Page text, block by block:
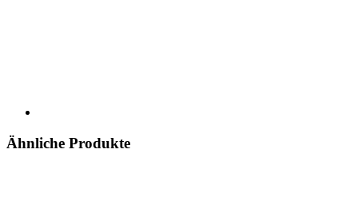
Ähnliche Produkte